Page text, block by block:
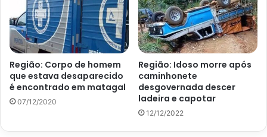
Região: Corpo de homem
que estava desaparecido
é encontrado em matagal
07/12/2020
Região: Idoso morre após
caminhonete
desgovernada descer
ladeira e capotar
12/12/2022